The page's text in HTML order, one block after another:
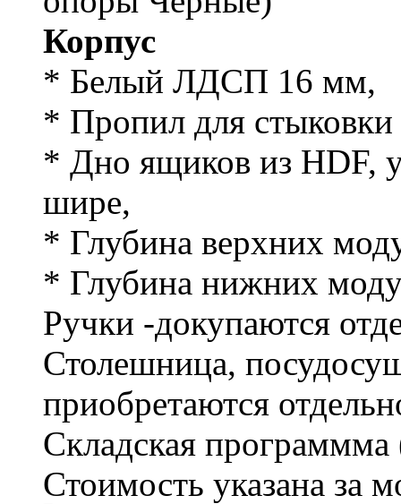
Корпус
* Белый ЛДСП 16 мм,
* Пропил для
* Дно ящиков из HDF,
шире,
* Глубина верхних
* Глубина нижних
Ручки -докупаются
Столешница,
приобретаются
Складская
Стоимость указана за